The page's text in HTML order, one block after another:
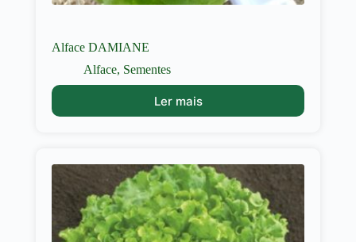
Alface DAMIANE
Alface, Sementes
Ler mais